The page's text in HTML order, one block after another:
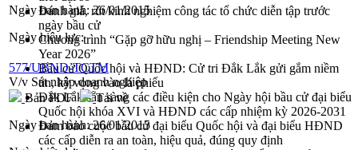
Đánh giá, rút kinh nghiệm công tác tổ chức diễn tập trước
ngày bầu cử
Chương trình “Gặp gỡ hữu nghị – Friendship Meeting New
Year 2026”
Bầu cử Quốc hội và HĐND: Cử tri Đắk Lắk gửi gắm niềm
tin, kỳ vọng vào lá phiếu
Đắk Lắk sẵn sàng các điều kiện cho Ngày hội bầu cử đại biểu
Quốc hội khóa XVI và HĐND các cấp nhiệm kỳ 2026-2031
Đảm bảo cuộc bầu cử đại biểu Quốc hội và đại biểu HĐND
các cấp diễn ra an toàn, hiệu quả, đúng quy định
Ngày ban hành:26/01/2015
Ngày hiệu lực:
577/UBND-TCTM
V/v Sát nhập doanh nghiệp
Bản PDF
Tải về
Ngày ban hành:26/01/2015